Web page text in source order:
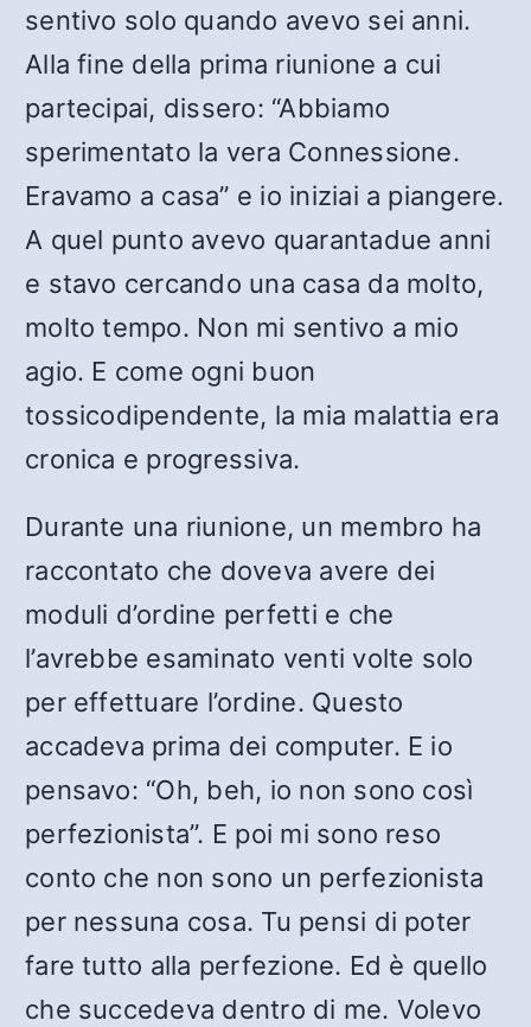
sentivo solo quando avevo sei anni.
Alla fine della prima riunione a cui
partecipai, dissero: “Abbiamo
sperimentato la vera Connessione.
Eravamo a casa” e io iniziai a piangere.
A quel punto avevo quarantadue anni
e stavo cercando una casa da molto,
molto tempo. Non mi sentivo a mio
agio. E come ogni buon
tossicodipendente, la mia malattia era
cronica e progressiva.
Durante una riunione, un membro ha
raccontato che doveva avere dei
moduli d’ordine perfetti e che
l’avrebbe esaminato venti volte solo
per effettuare l’ordine. Questo
accadeva prima dei computer. E io
pensavo: “Oh, beh, io non sono così
perfezionista”. E poi mi sono reso
conto che non sono un perfezionista
per nessuna cosa. Tu pensi di poter
fare tutto alla perfezione. Ed è quello
che succedeva dentro di me. Volevo